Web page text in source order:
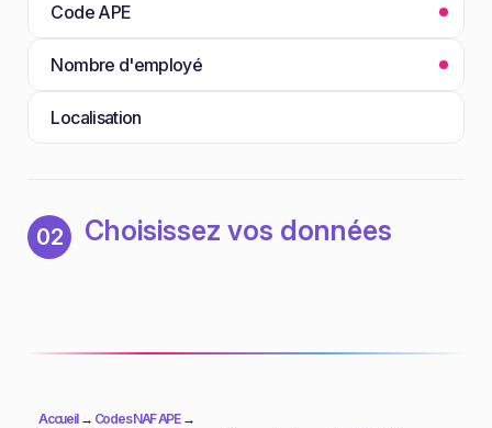
Code APE
Nombre d'employé
Localisation
02 Choisissez vos données
Accueil→ Codes NAF APE→